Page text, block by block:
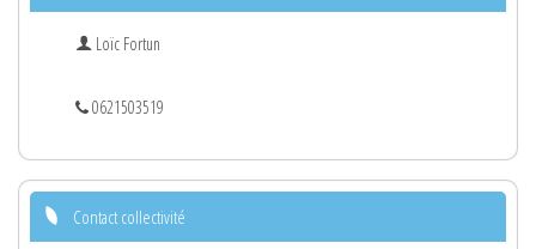
Loïc Fortun
0621503519
Contact collectivité